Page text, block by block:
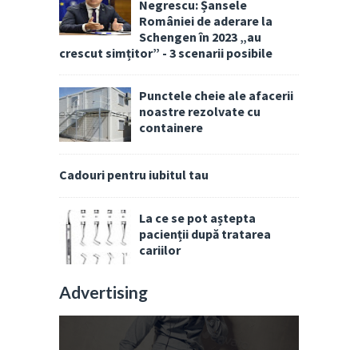
Negrescu: Șansele
României de aderare la
Schengen în 2023 „au
crescut simțitor” - 3 scenarii posibile
Punctele cheie ale afacerii
noastre rezolvate cu
containere
Cadouri pentru iubitul tau
La ce se pot aștepta
pacienții după tratarea
cariilor
Advertising